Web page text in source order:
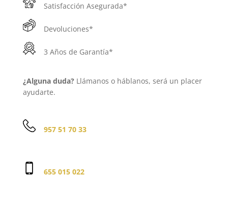
Satisfacción Asegurada*
Devoluciones*
3 Años de Garantía*
¿Alguna duda?Llámanos o háblanos, será un placer
ayudarte.
957 51 70 33
655 015 022